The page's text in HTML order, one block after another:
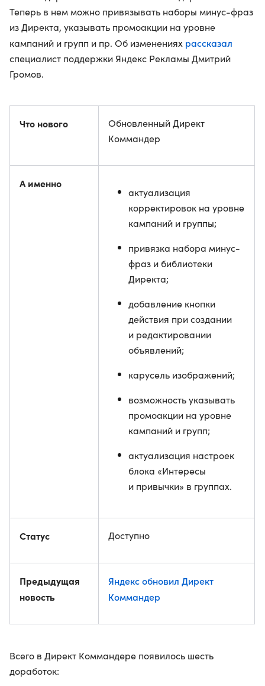
Теперь в нем можно привязывать наборы минус-фраз
из Директа, указывать промоакции на уровне
кампаний и групп и пр. Об изменениях рассказал
специалист поддержки Яндекс Рекламы Дмитрий
Громов.
Что нового
Обновленный Директ
Коммандер
А именно
актуализация
корректировок на уровне
кампаний и группы;
привязка набора минус-
фраз и библиотеки
Директа;
добавление кнопки
действия при создании
и редактировании
объявлений;
карусель изображений;
возможность указывать
промоакции на уровне
кампаний и групп;
актуализация настроек
блока «Интересы
и привычки» в группах.
Статус Доступно
Предыдущая
новость
Яндекс обновил Директ
Коммандер
Всего в Директ Коммандере появилось шесть
доработок: